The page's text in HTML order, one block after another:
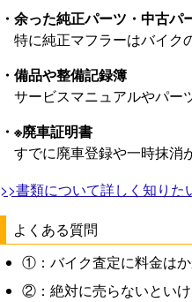
・余った純正パーツ・中古パ
特に純正マフラーはバイク
・備品や整備記録簿
サービスマニュアルやパー
・※廃車証明書
すでに廃車登録や一時抹消
>>書類について詳しく知りた
よくある質問
①：バイク査定に料金は
②：絶対に売らないとい